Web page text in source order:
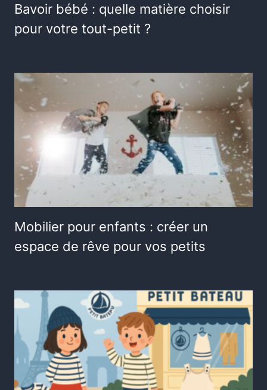
Bavoir bébé : quelle matière choisir
pour votre tout-petit ?
Mobilier pour enfants : créer un
espace de rêve pour vos petits